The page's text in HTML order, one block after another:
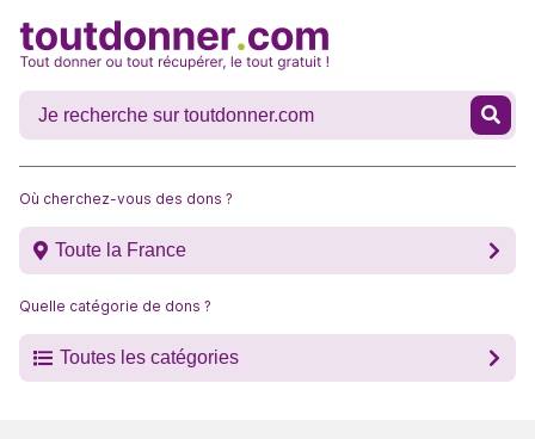
Où cherchez-vous des dons ?
Toute la France
Quelle catégorie de dons ?
Toutes les catégories